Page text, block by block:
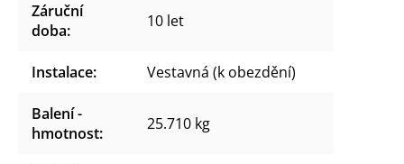
Záruční
doba: 10 let
Instalace: Vestavná (k obezdění)
Balení -
hmotnost: 25.710 kg